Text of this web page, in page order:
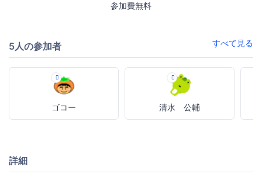
参加費無料
5人の参加者 すべて見る
ゴコー 清水 公輔
詳細